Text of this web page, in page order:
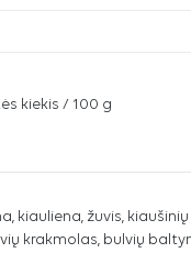
kiekis / 100 g
kiauliena, žuvis,
krakmolas, bulvių